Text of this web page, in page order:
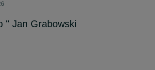
" Jan Grabowski